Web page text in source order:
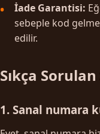
İade Garantisi:
sebeple kod
edilir.
Sıkça
1. Sanal numara